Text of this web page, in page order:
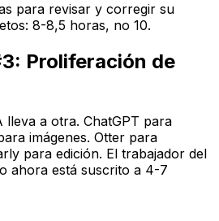
para revisar y corregir su
8-8,5 horas, no 10.
Proliferación de
lleva a otra. ChatGPT para
imágenes. Otter para
para edición. El trabajador del
ahora está suscrito a 4-7